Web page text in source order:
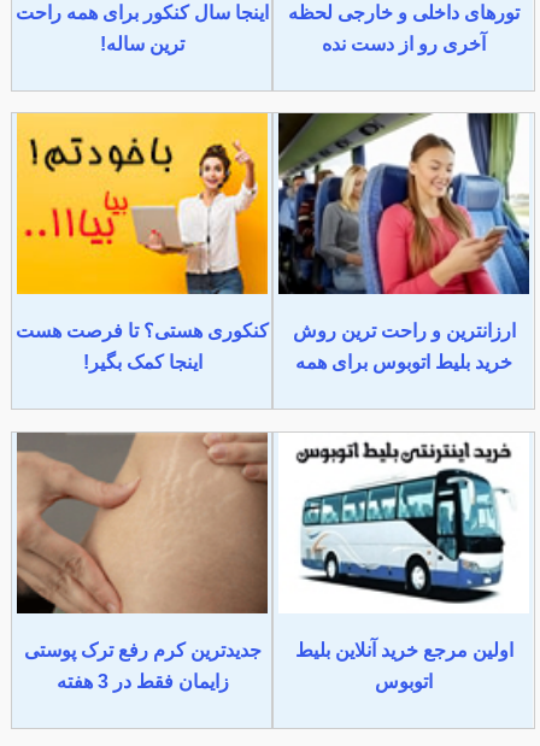
تورهای داخلی و خارجی لحظه
آخری رو از دست نده
اینجا سال کنکور برای همه راحت
ترین ساله!
ارزانترین و راحت ترین روش
خرید بلیط اتوبوس برای همه
کنکوری هستی؟ تا فرصت هست
اینجا کمک بگیر!
اولین مرجع خرید آنلاین بلیط
اتوبوس
جدیدترین کرم رفع ترک پوستی
زایمان فقط در 3 هفته